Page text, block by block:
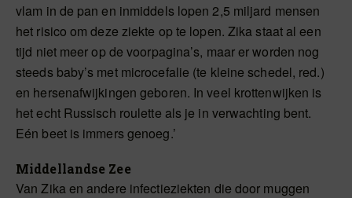
vlam in de pan en inmiddels lopen 2,5 miljard mensen
het risico om deze ziekte op te lopen. Zika staat al een
tijd niet meer op de voorpagina’s, maar er worden nog
steeds baby’s met microcefalie (te kleine schedel, red.)
en hersenafwijkingen geboren. In veel krottenwijken is
het echt Russisch roulette als je in verwachting bent.
Eén beet is immers genoeg.’
Middellandse Zee
Van Zika en andere infectieziekten die door muggen